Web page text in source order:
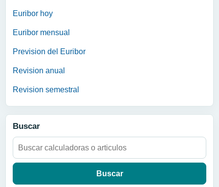
Euribor hoy
Euribor mensual
Prevision del Euribor
Revision anual
Revision semestral
Buscar
Buscar: